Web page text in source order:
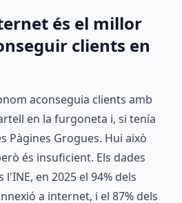
és el millor
clients en
aconseguia clients amb
en la furgoneta i, si tenía
Pàgines Grogues. Hui això
és insuficient. Els dades
en 2025 el 94% dels
a internet, i el 87% dels